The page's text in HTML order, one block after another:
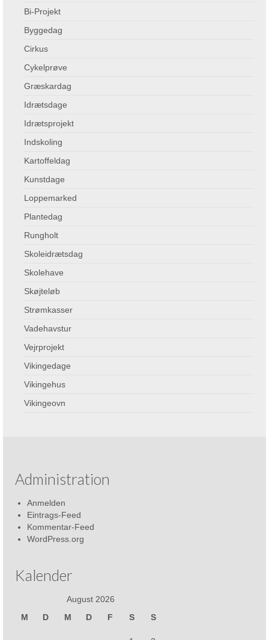
Bi-Projekt
Byggedag
Cirkus
Cykelprøve
Græskardag
Idrætsdage
Idrætsprojekt
Indskoling
Kartoffeldag
Kunstdage
Loppemarked
Plantedag
Rungholt
Skoleidrætsdag
Skolehave
Skøjteløb
Strømkasser
Vadehavstur
Vejrprojekt
Vikingedage
Vikingehus
Vikingeovn
Administration
Anmelden
Eintrags-Feed
Kommentar-Feed
WordPress.org
Kalender
August 2026
M
D M D F S S